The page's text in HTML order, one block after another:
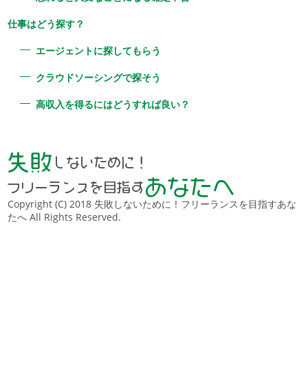
仕事はどう探す？
エージェントに探してもらう
クラウドソーシングで探そう
高収入を得るにはどうすれば良い？
Copyright (C) 2018 失敗しないために！フリーランスを目指すあな
たへ All Rights Reserved.